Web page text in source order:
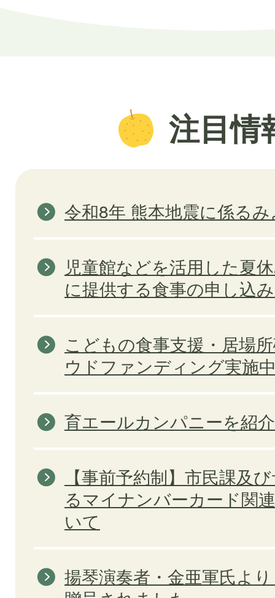
注目情
令和8年 熊本地震に係る
児童館などを活用した夏
に提供する食事の申し込
こどもの食事支援・居場
ウドファンディング実施
育エールカンパニーを紹
【事前予約制】市民課及
るマイナンバーカード関
いて
揚琴演奏者・金亜軍氏よ